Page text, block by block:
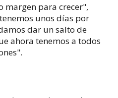
margen para crecer",
unos días por
dar un salto de
ahora tenemos a todos